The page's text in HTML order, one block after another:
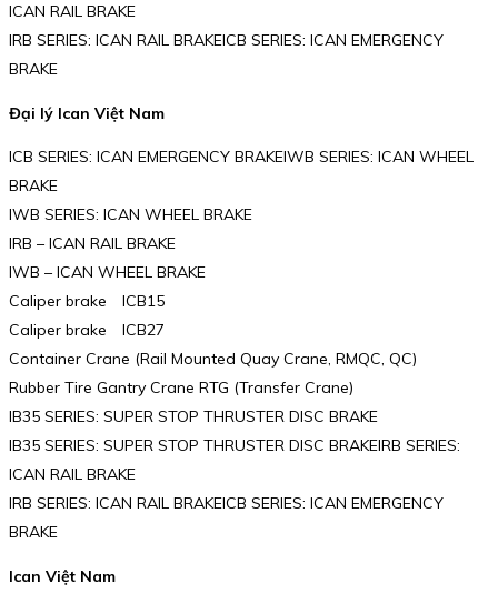
ICAN RAIL BRAKE
IRB SERIES: ICAN RAIL BRAKEICB SERIES: ICAN EMERGENCY
BRAKE
Đại lý Ican Việt Nam
ICB SERIES: ICAN EMERGENCY BRAKEIWB SERIES: ICAN WHEEL
BRAKE
IWB SERIES: ICAN WHEEL BRAKE
IRB – ICAN RAIL BRAKE
IWB – ICAN WHEEL BRAKE
Caliper brake ICB15
Caliper brake ICB27
Container Crane (Rail Mounted Quay Crane, RMQC, QC)
Rubber Tire Gantry Crane RTG (Transfer Crane)
IB35 SERIES: SUPER STOP THRUSTER DISC BRAKE
IB35 SERIES: SUPER STOP THRUSTER DISC BRAKEIRB SERIES:
ICAN RAIL BRAKE
IRB SERIES: ICAN RAIL BRAKEICB SERIES: ICAN EMERGENCY
BRAKE
Ican Việt Nam